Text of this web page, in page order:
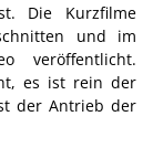
Die Kurzfilme
und im
veröffentlicht.
es ist rein der
der Antrieb der